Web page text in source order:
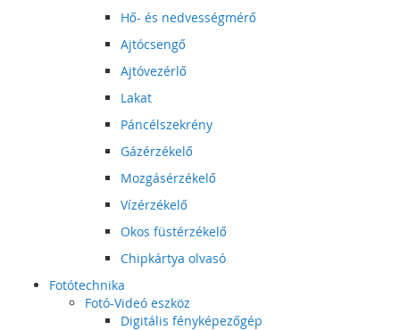
Hő- és nedvességmérő
Ajtócsengő
Ajtóvezérlő
Lakat
Páncélszekrény
Gázérzékelő
Mozgásérzékelő
Vízérzékelő
Okos füstérzékelő
Chipkártya olvasó
Fotótechnika
Fotó-Videó eszköz
Digitális fényképezőgép